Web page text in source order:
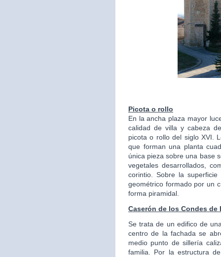
Picota o rollo
En la ancha plaza mayor
calidad de villa y cabeza
picota o rollo del siglo XVI.
que forman una planta
única pieza sobre una base
vegetales desarrollados,
corintio. Sobre la
geométrico formado por un
forma piramidal.
Caserón de los Condes de
Se trata de un edifico de
centro de la fachada se
medio punto de sillería
familia. Por la estructura